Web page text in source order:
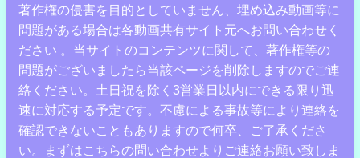
著作権の侵害を目的としていません、埋め込み動画等に
問題がある場合は各動画共有サイト元へお問い合わせく
ださい 。当サイトのコンテンツに関して、著作権等の
問題がございましたら当該ページを削除しますのでご連
絡ください。土日祝を除く3営業日以内にできる限り迅
速に対応する予定です。不慮による事故等により連絡を
確認できないこともありますので何卒、ご了承くださ
い。まずはこちらの問い合わせよりご連絡お願い致しま